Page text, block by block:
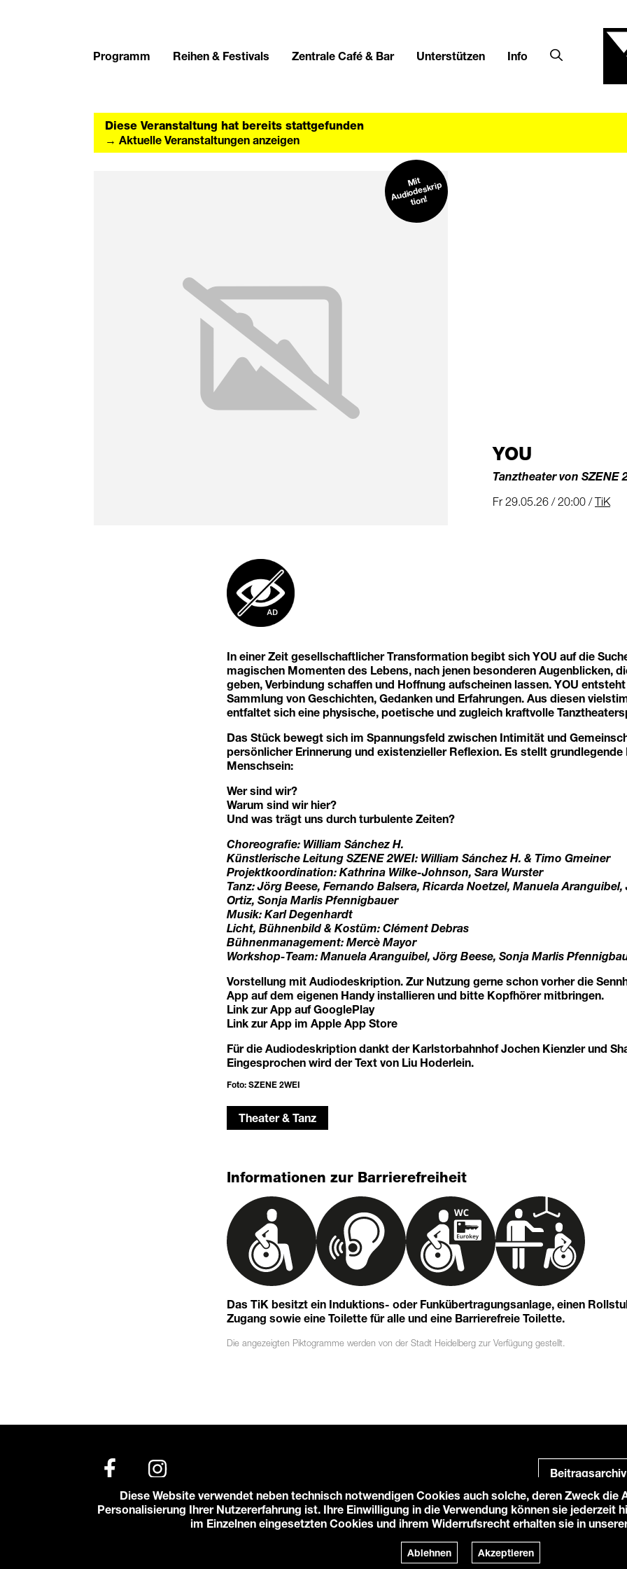
Programm Reihen & Festivals Zentrale Café & Bar Unterstützen Info
Diese Veranstaltung hat bereits stattgefunden
→ Aktuelle Veranstaltungen anzeigen
YOU
Tanztheater von SZENE
Fr 29.05.26 / 20:00 /TiK
Mit
Audiodeskrip
tion!
In einer Zeit gesellschaftlicher Transformation begibt sich YOU auf die
magischen Momenten des Lebens, nach jenen besonderen Augenblicken,
geben, Verbindung schaffen und Hoffnung aufscheinen lassen. YOU
Sammlung von Geschichten, Gedanken und Erfahrungen. Aus diesen
entfaltet sich eine physische, poetische und zugleich kraftvolle
Das Stück bewegt sich im Spannungsfeld zwischen Intimität und
persönlicher Erinnerung und existenzieller Reflexion. Es stellt grundlegende
Menschsein:
Wer sind wir?
Warum sind wir hier?
Und was trägt uns durch turbulente Zeiten?
Choreografie: William Sánchez H.
Künstlerische Leitung SZENE 2WEI: William Sánchez H. & Timo Gmeiner
Projektkoordination: Kathrina Wilke-Johnson, Sara Wurster
Tanz: Jörg Beese, Fernando Balsera, Ricarda Noetzel, Manuela
Ortiz, Sonja Marlis Pfennigbauer
Musik: Karl Degenhardt
Licht, Bühnenbild & Kostüm: Clément Debras
Bühnenmanagement: Mercè Mayor
Workshop-Team: Manuela Aranguibel, Jörg Beese, Sonja Marlis
Vorstellung mit Audiodeskription. Zur Nutzung gerne schon vorher die
App auf dem eigenen Handy installieren und bitte Kopfhörer mitbringen.
Link zur App auf GooglePlay
Link zur App im Apple App Store
Für die Audiodeskription dankt der Karlstorbahnhof Jochen Kienzler und
Eingesprochen wird der Text von Liu Hoderlein.
Foto: SZENE 2WEI
Theater & Tanz
Informationen zur Barrierefreiheit
Das TiK besitzt ein Induktions- oder Funkübertragungsanlage, einen
Zugang sowie eine Toilette für alle und eine Barrierefreie Toilette.
Die angezeigten Piktogramme werden von der Stadt Heidelberg zur Verfügung gestellt.
Beitragsarchiv
© 2026 Karlstorbahnhof e.V.
Datenschutzerklärung
Diese Website verwendet neben technisch notwendigen Cookies auch solche, deren Zweck die
Personalisierung Ihrer Nutzererfahrung ist. Ihre Einwilligung in die Verwendung können sie jederzeit
im Einzelnen eingesetzten Cookies und ihrem Widerrufsrecht erhalten sie in
Ablehnen Akzeptieren